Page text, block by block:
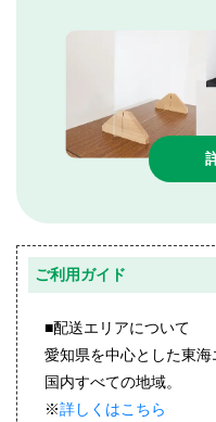
ご利用ガイド
■配送エリアについて
愛知県を中心とした東海
国内すべての地域。
※詳しくはこちら